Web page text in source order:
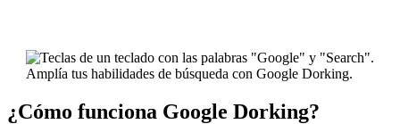
Amplía tus habilidades de búsqueda con Google Dorking.
¿Cómo funciona Google Dorking?